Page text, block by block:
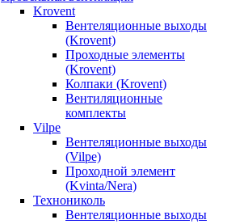
Krovent
Вентеляционные выходы
(Krovent)
Проходные элементы
(Krovent)
Колпаки (Krovent)
Вентиляционные
комплекты
Vilpe
Вентеляционные выходы
(Vilpe)
Проходной элемент
(Kvinta/Nera)
Технониколь
Вентеляционные выходы